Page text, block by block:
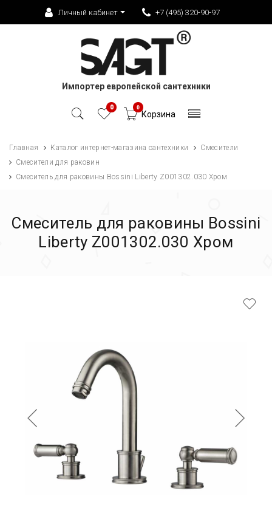
Личный кабинет +7 (495) 320-90-97
Импортер европейской сантехники
0 0
Корзина
Главная Каталог интернет-магазина сантехники
Смесители
Смесители для раковин
Смеситель для раковины Bossini Liberty Z001302.030 Хром
Смеситель для раковины Bossini
Liberty Z001302.030 Хром